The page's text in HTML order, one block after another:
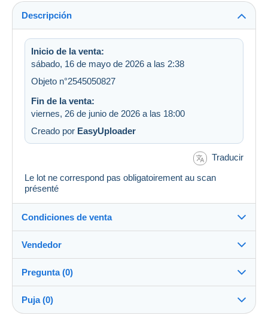
Descripción
Inicio de la venta:
sábado, 16 de mayo de 2026 a las 2:38
Objeto n°2545050827
Fin de la venta:
viernes, 26 de junio de 2026 a las 18:00
Creado por EasyUploader
Traducir
Le lot ne correspond pas obligatoirement au scan
présenté
Condiciones de venta
Destino:
Ver la lista de países
Envío:
Envío después del pago
Vendedor
berthold67100%(54555x)
Tienda
Pregunta (0)
Puja (0)